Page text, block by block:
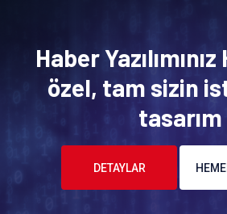
Haber
özel, tam sizin
tasarım
DETAYLAR